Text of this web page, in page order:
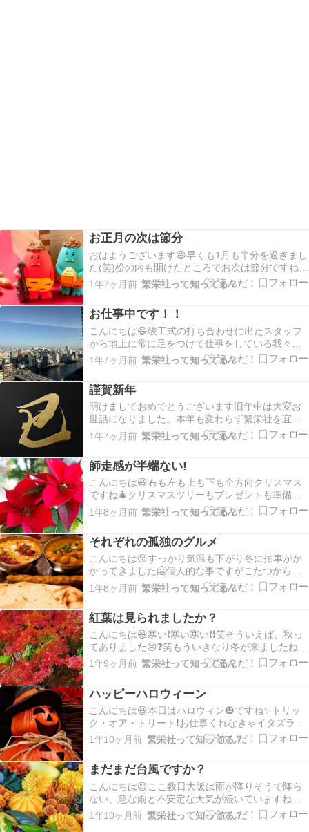
お正月の次は節分
おはようございます😄早くも1月も半分を過ぎまし
た(笑)松の内も開けたところでお次は節分ですね👹
いつも通り２月３日かと思いきや今年は２月２日
が節分なんですって～！！！！そんなことあるん
うるう年のように調整しないといけないんだそう
です🤭雑…
1年7ヶ月前 繁栄社って知ってる？
お仕事中です！！
こんにちは😄竣工式の打ち合わせに出たスタッフ
から地上に常に足をつけて仕事をしている我々は
滅多にお目にかかれない景色の写真を送っていた
だきましたので皆さんにもお裾分けします😆✨(笑)
を関西でお考えでしたら式典のプロが要る繁栄社
にお気軽に…
1年7ヶ月前 繁栄社って知ってる？
謹賀新年
明けましておめでとうございます旧年中は大変お
世話になりました。本年も変わらず繁栄社を宜し
くお願い致します。 今年はへび年ということで脱
皮を繰り返し、新しく、大きくなると言われてい
もに繁栄していけるよう粘り強く邁進して参りま
す。有限会社…
1年7ヶ月前 繁栄社って知ってる？
師走感が半端ない!
こんにちは😃右も左も上も下も全方向クリスマス
ですね🎄クリスマスツリーもプレゼントも準備万
端ですかね？くら寿司でも一部店舗でクリスマス
メニューが流れるそうですよ🍣クリスマスディナ
ですね🤔✨弊社の倉庫は常に紅白幕や清竹やレッ
ドカーペットな…
1年8ヶ月前 繁栄社って知ってる？
それぞれの孤独のグルメ
こんにちは😚すっかり気温も下がり冬に拍車がか
かってきました🥶個人的な事ですがこたつから出
られません(笑)こたつに入りながらテレビを観てる
と好きなドラマの孤独のグルメが始まり、観てい
😆‼️しかも準備の手配をしておられない‼️我々の出
番じ…
1年8ヶ月前 繁栄社って知ってる？
紅葉は見られましたか？
こんにちは😄寒い❗寒い寒い❗❗笑そういえば、秋っ
てありました😣❓️笑もういきなり冬が来ましたね🥶
スタッフの制服もあっという間に冬仕様に切り替
わりました😆弊社には石油ストーブなどの防寒対
わせください🤗🌿夜は特に冷えますので皆様暖か
くして…
1年9ヶ月前 繁栄社って知ってる？
ハッピーハロウィーン
こんにちは😃本日はハロウィン🎃ですね✨️トリッ
ク・オア・トリート❗お仕事くれなきゃイタズラす
るぞー🎃なんて言っても許される年齢に戻りたい
ものです🤭皆さんは今日コスプレされますか❓️私は
😁皆さんのコスプレをみながらハロウィンを楽し
みたい…
1年10ヶ月前 繁栄社って知ってる？
まだまだ台風ですか？
こんにちは😊ここ数日大阪は雨が降りそうで降ら
ない、急な雨と不安定な天気が続いていますね。
そして何故か暑い😓もうすぐ😉11月やというのに
変な気候ですね。そしてまた新たな台風が発生
1年10ヶ月前 繁栄社って知ってる？